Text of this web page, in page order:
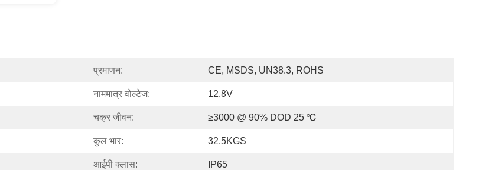
प्रमाणन: CE, MSDS, UN38.3, ROHS
नाममात्र वोल्टेज: 12.8V
चक्र जीवन: ≥3000 @ 90% DOD 25 ℃
कुल भार: 32.5KGS
आईपी ​​क्लास: IP65